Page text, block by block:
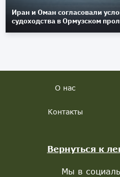
Иран и Оман согласовали
судоходства в Ормузском
О нас
Контакты
Вернуться к
Мы в